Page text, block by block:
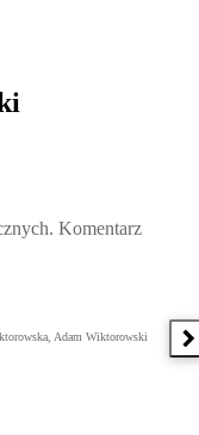
Komentarz
Adam Wiktorowski